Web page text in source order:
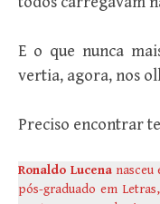
E o que nunca
vertia, agora, nos
Preciso encontrar
Ronaldo Lucenanasceu
pós-graduado em